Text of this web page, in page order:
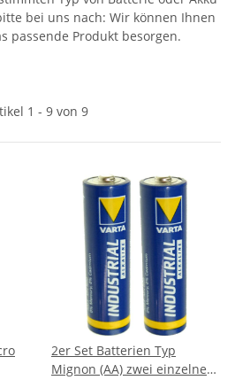
bei uns nach: Wir können Ihnen
passende Produkt besorgen.
1 - 9 von 9
2er Set Batterien Typ
Mignon (AA) zwei einzelne